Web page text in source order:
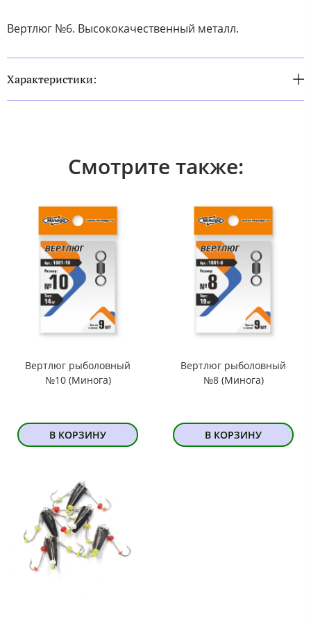
Вертлюг №6. Высококачественный металл.
Характеристики:
Смотрите также:
Вертлюг рыболовный
№10 (Минога)
В КОРЗИНУ
Вертлюг рыболовный
№8 (Минога)
В КОРЗИНУ